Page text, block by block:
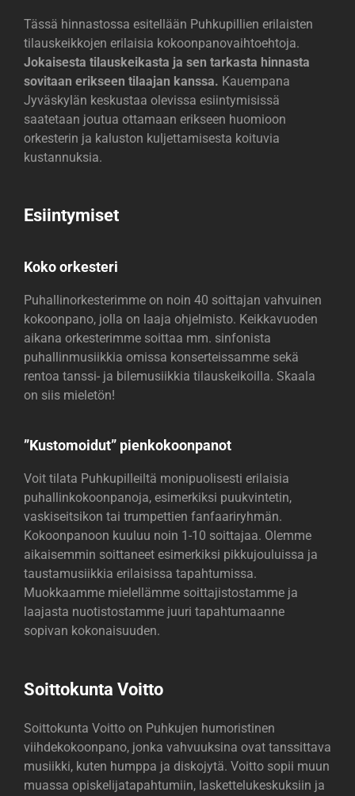
Tässä hinnastossa esitellään Puhkupillien erilaisten
tilauskeikkojen erilaisia kokoonpanovaihtoehtoja.
Jokaisesta tilauskeikasta ja sen tarkasta hinnasta
sovitaan erikseen tilaajan kanssa. Kauempana
Jyväskylän keskustaa olevissa esiintymisissä
saatetaan joutua ottamaan erikseen huomioon
orkesterin ja kaluston kuljettamisesta koituvia
kustannuksia.
Esiintymiset
Koko orkesteri
Puhallinorkesterimme on noin 40 soittajan vahvuinen
kokoonpano, jolla on laaja ohjelmisto. Keikkavuoden
aikana orkesterimme soittaa mm. sinfonista
puhallinmusiikkia omissa konserteissamme sekä
rentoa tanssi- ja bilemusiikkia tilauskeikoilla. Skaala
on siis mieletön!
”Kustomoidut” pienkokoonpanot
Voit tilata Puhkupilleiltä monipuolisesti erilaisia
puhallinkokoonpanoja, esimerkiksi puukvintetin,
vaskiseitsikon tai trumpettien fanfaariryhmän.
Kokoonpanoon kuuluu noin 1-10 soittajaa. Olemme
aikaisemmin soittaneet esimerkiksi pikkujouluissa ja
taustamusiikkia erilaisissa tapahtumissa.
Muokkaamme mielellämme soittajistostamme ja
laajasta nuotistostamme juuri tapahtumaanne
sopivan kokonaisuuden.
Soittokunta Voitto
Soittokunta Voitto on Puhkujen humoristinen
viihdekokoonpano, jonka vahvuuksina ovat tanssittava
musiikki, kuten humppa ja diskojytä. Voitto sopii muun
muassa opiskelijatapahtumiin, laskettelukeskuksiin ja